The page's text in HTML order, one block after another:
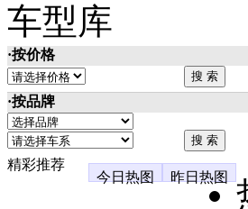
车型库
·按价格
·按品牌
精彩推荐
今日热图
昨日热图